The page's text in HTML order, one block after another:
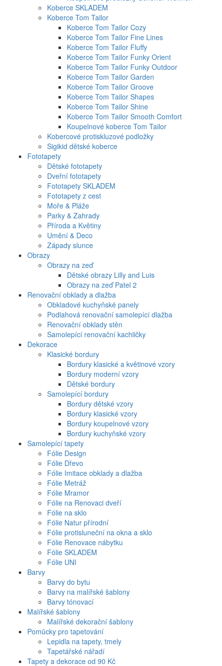
Koberce SKLADEM
Koberce Tom Tailor
Koberce Tom Tailor Cozy
Koberce Tom Tailor Fine Lines
Koberce Tom Tailor Fluffy
Koberce Tom Tailor Funky Orient
Koberce Tom Tailor Funky Outdoor
Koberce Tom Tailor Garden
Koberce Tom Tailor Groove
Koberce Tom Tailor Shapes
Koberce Tom Tailor Shine
Koberce Tom Tailor Smooth Comfort
Koupelnové koberce Tom Tailor
Kobercové protiskluzové podložky
Sigikid dětské koberce
Fototapety
Dětské fototapety
Dveřní fototapety
Fototapety SKLADEM
Fototapety z cest
Moře & Pláže
Parky & Zahrady
Příroda a Květiny
Umění & Deco
Západy slunce
Obrazy
Obrazy na zeď
Dětské obrazy Lilly and Luis
Obrazy na zeď Patel 2
Renovační obklady a dlažba
Obkladové kuchyňské panely
Podlahová renovační samolepící dlažba
Renovační obklady stěn
Samolepící renovační kachličky
Dekorace
Klasické bordury
Bordury klasické a květinové vzory
Bordury moderní vzory
Dětské bordury
Samolepící bordury
Bordury dětské vzory
Bordury klasické vzory
Bordury koupelnové vzory
Bordury kuchyňské vzory
Samolepící tapety
Fólie Design
Fólie Dřevo
Fólie Imitace obklady a dlažba
Fólie Metráž
Fólie Mramor
Fólie na Renovaci dveří
Fólie na sklo
Fólie Natur přírodní
Fólie protisluneční na okna a sklo
Fólie Renovace nábytku
Fólie SKLADEM
Fólie UNI
Barvy
Barvy do bytu
Barvy na malířské šablony
Barvy tónovací
Malířské šablony
Malířské dekorační šablony
Pomůcky pro tapetování
Lepidla na tapety, tmely
Tapetářské nářadí
Tapety a dekorace od 90 Kč